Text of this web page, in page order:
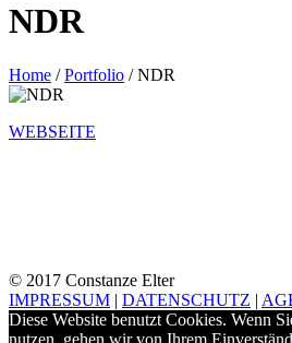
NDR
Home /Portfolio /NDR
WEBSEITE
© 2017 Constanze Elter
IMPRESSUM | DATENSCHUTZ |
Diese Website benutzt Cookies. Wenn
nutzen, gehen wir von Ihrem